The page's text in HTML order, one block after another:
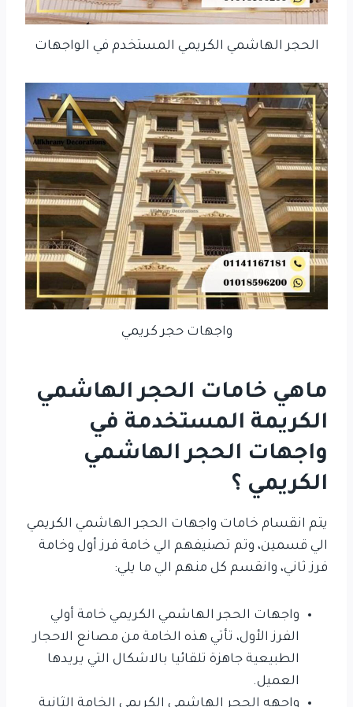
الحجر الهاشمي الكريمي المستخدم في الواجهات
واجهات حجر كريمي
ماهي خامات الحجر الهاشمي
الكريمة المستخدمة في
واجهات الحجر الهاشمي
الكريمي ؟
يتم انقسام خامات واجهات الحجر الهاشمي الكريمي
الي قسمين، وتم تصنيفهم الي خامة فرز أول وخامة
فرز ثاني، وانقسم كل منهم الي ما يلي:
واجهات الحجر الهاشمي الكريمي خامة أولي
الفرز الأول، تأتي هذه الخامة من مصانع الاحجار
الطبيعية جاهزة تلقائيا بالاشكال التي يريدها
العميل.
واجهه الحجر الهاشمي الكريمي الخامة الثانية